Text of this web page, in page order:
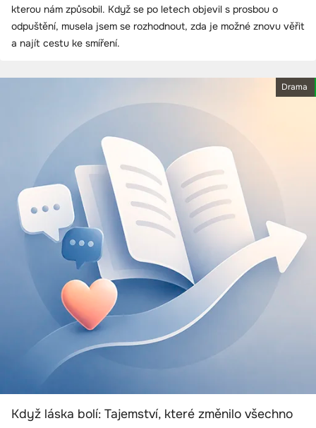
kterou nám způsobil. Když se po letech objevil s prosbou o
odpuštění, musela jsem se rozhodnout, zda je možné znovu věřit
a najít cestu ke smíření.
Drama
Když láska bolí: Tajemství, které změnilo všechno